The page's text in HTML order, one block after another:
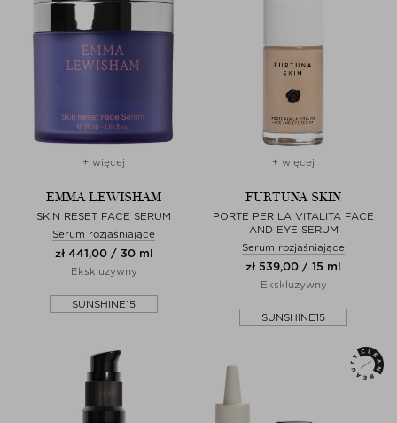
+ więcej
EMMA LEWISHAM
SKIN RESET FACE SERUM
Serum rozjaśniające
zł 441,00 / 30 ml
Ekskluzywny
SUNSHINE15
+ więcej
FURTUNA SKIN
PORTE PER LA VITALITA FACE
AND EYE SERUM
Serum rozjaśniające
zł 539,00 / 15 ml
Ekskluzywny
SUNSHINE15